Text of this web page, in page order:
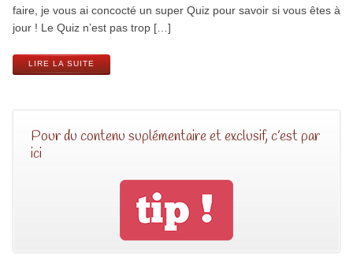
faire, je vous ai concocté un super Quiz pour savoir si vous êtes à
jour ! Le Quiz n’est pas trop […]
LIRE LA SUITE
Pour du contenu suplémentaire et exclusif, c’est par
ici